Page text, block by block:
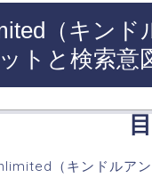
（キン
トと検索意
（キンドルア